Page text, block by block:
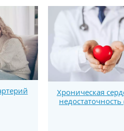
Хроническая